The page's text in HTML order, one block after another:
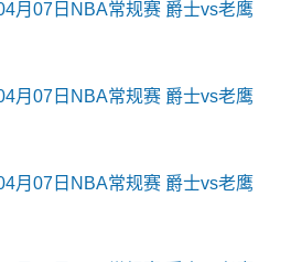
月07日NBA常规赛 爵士vs老鹰
月07日NBA常规赛 爵士vs老鹰
月07日NBA常规赛 爵士vs老鹰